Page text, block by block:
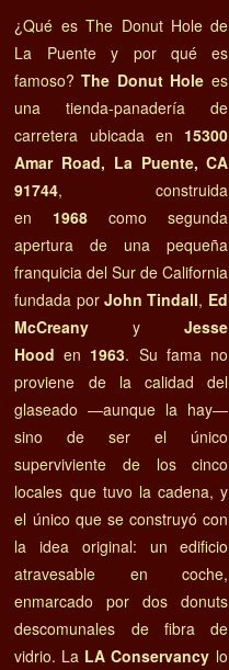
¿Qué es The Donut Hole de
La Puente y por qué es
famoso?The Donut Hole es
una tienda-panadería de
carretera ubicada en 15300
Amar Road, La Puente, CA
91744, construida
en 1968 como segunda
apertura de una pequeña
franquicia del Sur de California
fundada porJohn Tindall, Ed
McCreany yJesse
Hood en 1963. Su fama no
proviene de la calidad del
glaseado —aunque la hay—
sino de ser el único
superviviente de los cinco
locales que tuvo la cadena, y
el único que se construyó con
la idea original: un edificio
atravesable en coche,
enmarcado por dos donuts
descomunales de fibra de
vidrio. La LA Conservancy lo